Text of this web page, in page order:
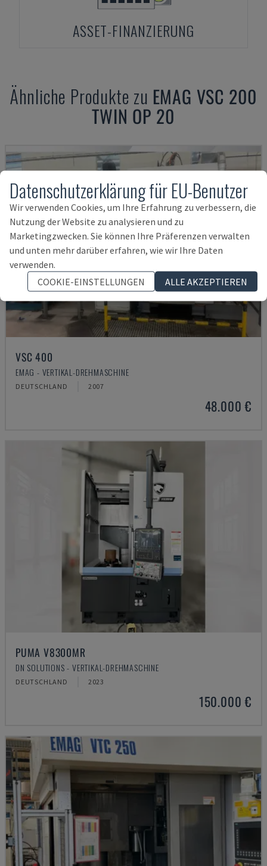
ASSET-FINANZIERUNG
Ähnliche Produkte zu EMAG VSC 200
TWIN OP 20
VSC 400
EMAG - VERTIKAL-DREHMASCHINE
DEUTSCHLAND 2007
48.000 €
PUMA V8300MR
DN SOLUTIONS - VERTIKAL-DREHMASCHINE
DEUTSCHLAND 2023
150.000 €
Datenschutzerklärung für EU-Benutzer
Wir verwenden Cookies, um Ihre Erfahrung zu verbessern, die
Nutzung der Website zu analysieren und zu
Marketingzwecken. Sie können Ihre Präferenzen verwalten
und unten mehr darüber erfahren, wie wir Ihre Daten
verwenden.
COOKIE-EINSTELLUNGEN
ALLE AKZEPTIEREN